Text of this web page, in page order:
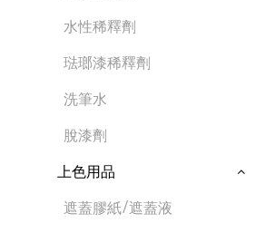
水性稀釋劑
琺瑯漆稀釋劑
洗筆水
脫漆劑
上色用品
遮蓋膠紙/遮蓋液